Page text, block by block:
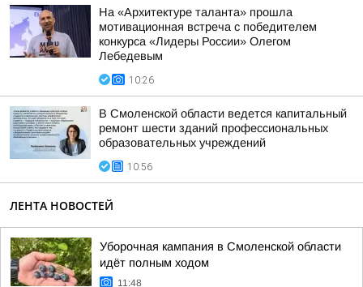
На «Архитектуре таланта» прошла
мотивационная встреча с победителем
конкурса «Лидеры России» Олегом
Лебедевым
10:26
В Смоленской области ведется капитальный
ремонт шести зданий профессиональных
образовательных учреждений
10:56
ЛЕНТА НОВОСТЕЙ
Уборочная кампания в Смоленской области
идёт полным ходом
11:48